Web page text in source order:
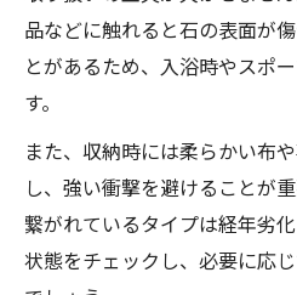
品などに触れると石の表面が
とがあるため、入浴時やスポ
す。
また、収納時には柔らかい布
し、強い衝撃を避けることが
繋がれているタイプは経年劣
状態をチェックし、必要に応